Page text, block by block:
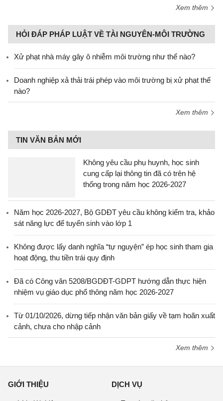
Xem thêm
HỎI ĐÁP PHÁP LUẬT VỀ TÀI NGUYÊN-MÔI TRƯỜNG
Xử phạt nhà máy gây ô nhiễm môi trường như thế nào?
Doanh nghiệp xả thải trái phép vào môi trường bị xử phạt thế
nào?
Xem thêm
TIN VĂN BẢN MỚI
Không yêu cầu phụ huynh, học sinh
cung cấp lại thông tin đã có trên hệ
thống trong năm học 2026-2027
Năm học 2026-2027, Bộ GDĐT yêu cầu không kiểm tra, khảo
sát năng lực để tuyển sinh vào lớp 1
Không được lấy danh nghĩa “tự nguyện” ép học sinh tham gia
hoạt động, thu tiền trái quy định
Đã có Công văn 5208/BGDĐT-GDPT hướng dẫn thực hiện
nhiệm vụ giáo dục phổ thông năm học 2026-2027
Từ 01/10/2026, dừng tiếp nhận văn bản giấy về tạm hoãn xuất
cảnh, chưa cho nhập cảnh
Xem thêm
GIỚI THIỆU DỊCH VỤ